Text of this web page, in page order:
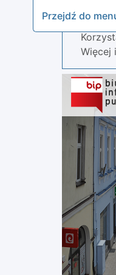
Przejdź do
Nasza
Więcej